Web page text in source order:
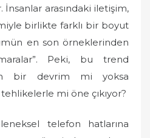
İnsanlar arasındaki iletişim,
birlikte farklı bir boyut
en son örneklerinden
Peki, bu trend
bir devrim mi yoksa
mi öne çıkıyor?
telefon hatlarına